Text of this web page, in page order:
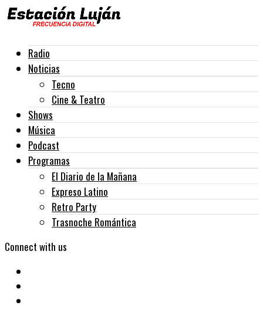
Radio
Noticias
Tecno
Cine & Teatro
Shows
Música
Podcast
Programas
El Diario de la Mañana
Expreso Latino
Retro Party
Trasnoche Romántica
Connect with us